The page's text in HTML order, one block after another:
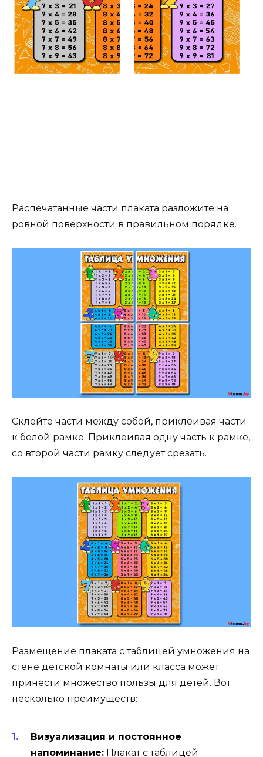
Распечатанные части плаката разложите на
ровной поверхности в правильном порядке.
Склейте части между собой, приклеивая части
к белой рамке. Приклеивая одну часть к рамке,
со второй части рамку следует срезать.
Размещение плаката с таблицей умножения на
стене детской комнаты или класса может
принести множество пользы для детей. Вот
несколько преимуществ:
Визуализация и постоянное
напоминание: Плакат с таблицей